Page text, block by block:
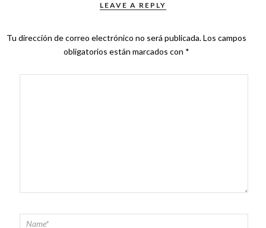
LEAVE A REPLY
Tu dirección de correo electrónico no será publicada.Los campos
obligatorios están marcados con *